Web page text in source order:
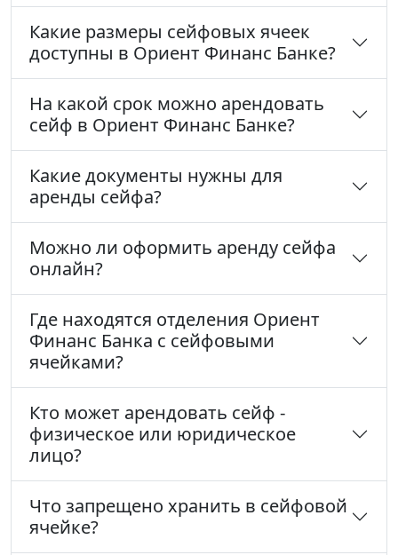
Какие размеры сейфовых ячеек
доступны в Ориент Финанс Банке?
На какой срок можно арендовать
сейф в Ориент Финанс Банке?
Какие документы нужны для
аренды сейфа?
Можно ли оформить аренду сейфа
онлайн?
Где находятся отделения Ориент
Финанс Банка с сейфовыми
ячейками?
Кто может арендовать сейф -
физическое или юридическое
лицо?
Что запрещено хранить в сейфовой
ячейке?